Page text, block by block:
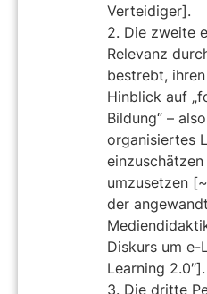
Verteidiger].
2. Die zweite
Relevanz
bestrebt,
Hinblick auf
Bildung“ –
organisiertes
einzuschätzen
umzusetzen
der
Diskurs um e-
Learning 2.0″].
3. Die dritte